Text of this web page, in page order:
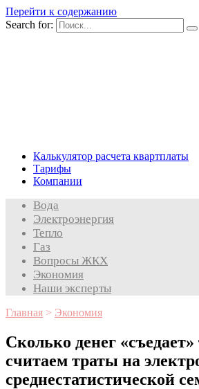
Перейти к содержанию
Search for:
Калькулятор расчета квартплаты
Тарифы
Компании
Вода
Электроэнергия
Тепло
Газ
Вопросы ЖКХ
Экономия
Наши эксперты
Главная > Экономия
Сколько денег «съедает»
считаем траты на
среднестатистической